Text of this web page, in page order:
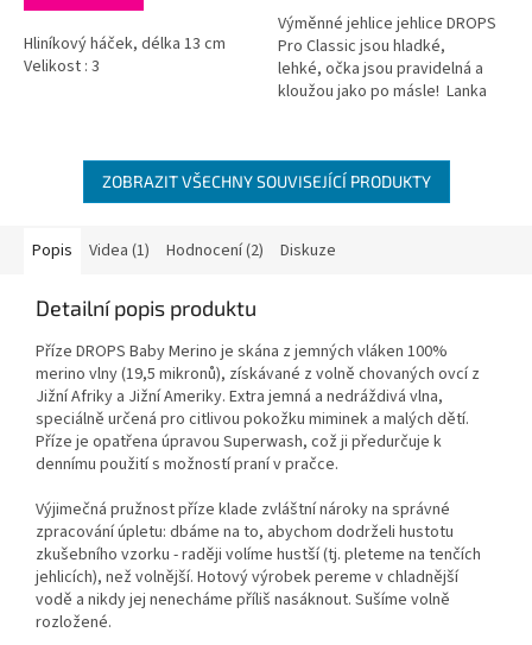
Hliníkový háček, délka 13 cm
Velikost : 3
5
hvězdiček.
Výměnné jehlice jehlice DROPS
Pro Classic jsou hladké,
lehké, očka jsou pravidelná a
kloužou jako po másle! Lanka
ZOBRAZIT VŠECHNY SOUVISEJÍCÍ PRODUKTY
Popis Videa (1) Hodnocení (2) Diskuze
Detailní popis produktu
Příze DROPS Baby Merino je skána z jemných vláken 100%
merino vlny (19,5 mikronů), získávané z volně chovaných ovcí z
Jižní Afriky a Jižní Ameriky. Extra jemná a nedráždivá vlna,
speciálně určená pro citlivou pokožku miminek a malých dětí.
Příze je opatřena úpravou Superwash, což ji předurčuje k
dennímu použití s možností praní v pračce.
Výjimečná pružnost příze klade zvláštní nároky na správné
zpracování úpletu: dbáme na to, abychom dodrželi hustotu
zkušebního vzorku - raději volíme hustší (tj. pleteme na tenčích
jehlicích), než volnější. Hotový výrobek pereme v chladnější
vodě a nikdy jej nenecháme příliš nasáknout. Sušíme volně
rozložené.